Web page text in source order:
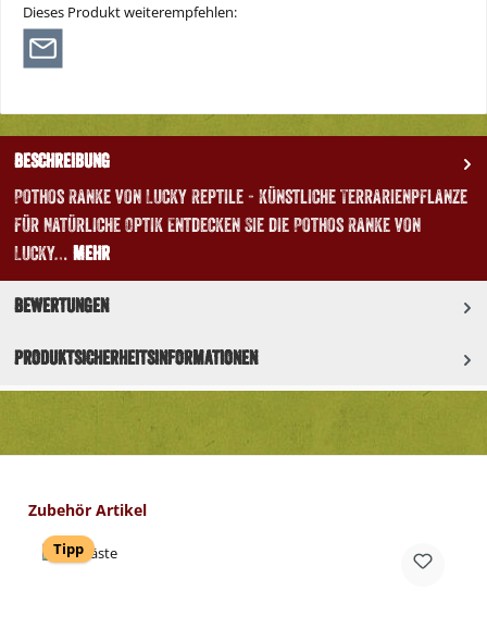
Dieses Produkt weiterempfehlen:
Beschreibung
Pothos Ranke von Lucky Reptile - Künstliche Terrarienpflanze
für Natürliche Optik Entdecken Sie die Pothos Ranke von
Lucky… Mehr
Bewertungen
Produktsicherheitsinformationen
Produktgalerie überspringen
Zubehör Artikel
Tipp